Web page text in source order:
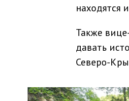
находятся
Также
давать
Северо-